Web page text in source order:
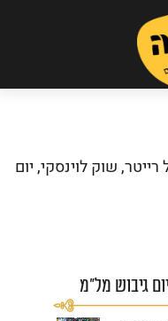
רייטר, שוק לוינסקי, יום
גיבוש מל"מ